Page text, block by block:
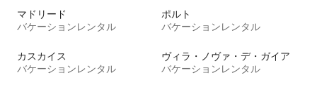
マドリード
バケーションレンタル
ポルト
バケーションレンタル
カスカイス
バケーションレンタル
ヴィラ・ノヴァ・デ・ガイア
バケーションレンタル